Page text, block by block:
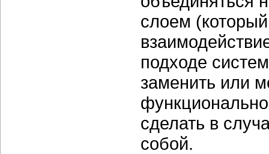
слоем
подходе
заменить или
сделать в
собой.